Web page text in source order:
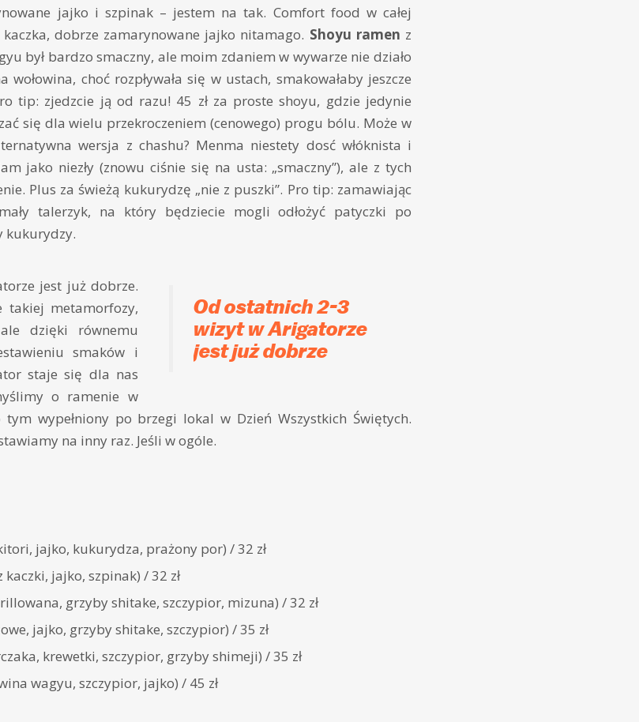
jajko i szpinak – jestem na tak. Comfort food w całej
dobrze zamarynowane jajko nitamago. Shoyu ramen z
był bardzo smaczny, ale moim zdaniem w wywarze nie działo
choć rozpływała się w ustach, smakowałaby jeszcze
tip: zjedzcie ją od razu! 45 zł za proste shoyu, gdzie jedynie
się dla wielu przekroczeniem (cenowego) progu bólu. Może w
wersja z chashu? Menma niestety dosć włóknista i
jako niezły (znowu ciśnie się na usta: „smaczny”), ale z tych
Plus za świeżą kukurydzę „nie z puszki”. Pro tip: zamawiając
talerzyk, na który będziecie mogli odłożyć patyczki po
kukurydzy.
Od ostatnich 2-3
wizyt w Arigatorze
jest już dobrze
jest już dobrze.
takiej metamorfozy,
dzięki równemu
smaków i
staje się dla nas
o ramenie w
tym wypełniony po brzegi lokal w Dzień Wszystkich Świętych.
na inny raz. Jeśli w ogóle.
jajko, kukurydza, prażony por) / 32 zł
kaczki, jajko, szpinak) / 32 zł
grzyby shitake, szczypior, mizuna) / 32 zł
jajko, grzyby shitake, szczypior) / 35 zł
krewetki, szczypior, grzyby shimeji) / 35 zł
wagyu, szczypior, jajko) / 45 zł